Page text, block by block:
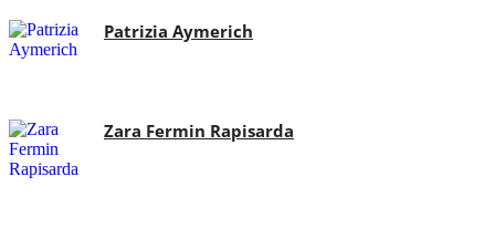
Patrizia Aymerich
Zara Fermin Rapisarda